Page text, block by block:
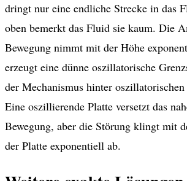
dringt nur eine endliche Strecke in das
oben bemerkt das Fluid sie kaum. Die
Bewegung nimmt mit der Höhe
erzeugt eine dünne oszillatorische
der Mechanismus hinter
Eine oszillierende Platte versetzt das
Bewegung, aber die Störung klingt mit
der Platte exponentiell ab.